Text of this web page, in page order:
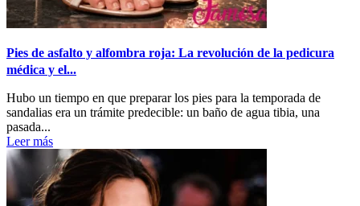
Pies de asfalto y alfombra roja: La revolución de la pedicura
médica y el...
Hubo un tiempo en que preparar los pies para la temporada de
sandalias era un trámite predecible: un baño de agua tibia, una
pasada...
Leer más